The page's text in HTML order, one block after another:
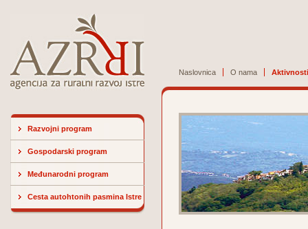
Naslovnica O nama Aktivnosti
Razvojni program
Gospodarski program
Međunarodni program
Cesta autohtonih pasmina Istre